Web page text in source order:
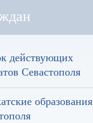
действующих
Севастополя
образования